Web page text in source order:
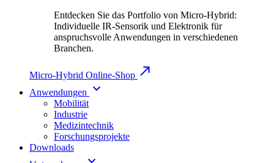
Entdecken Sie das Portfolio von Micro-Hybrid:
Individuelle IR-Sensorik und Elektronik für
anspruchsvolle Anwendungen in verschiedenen
Branchen.
Micro-Hybrid Online-Shop
Anwendungen
Mobilität
Industrie
Medizintechnik
Forschungsprojekte
Downloads